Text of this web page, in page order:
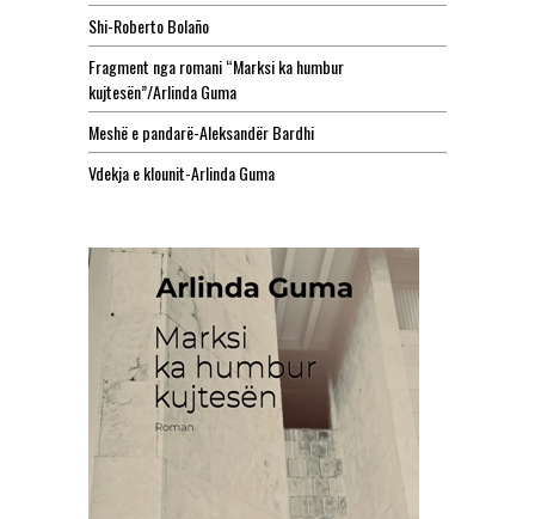
Shi-Roberto Bolaño
Fragment nga romani “Marksi ka humbur
kujtesën”/Arlinda Guma
Meshë e pandarë-Aleksandër Bardhi
Vdekja e klounit-Arlinda Guma